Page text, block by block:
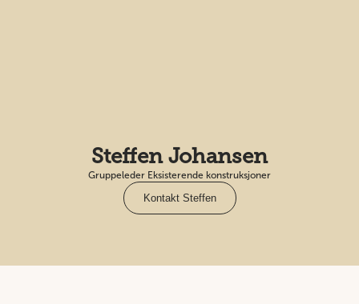
Steffen Johansen
Gruppeleder Eksisterende konstruksjoner
Kontakt Steffen